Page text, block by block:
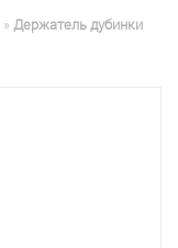
» Держатель дубинки